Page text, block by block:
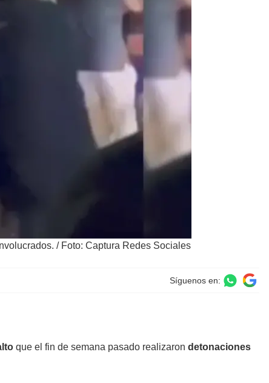
/ Foto: Captura Redes Sociales
Síguenos en:
que el fin de semana pasado realizaron detonaciones